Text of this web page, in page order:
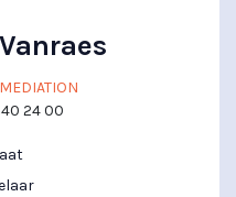
24 00